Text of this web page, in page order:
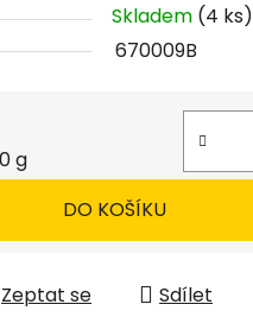
Skladem (4 ks)
670009B
g
DO KOŠÍKU
Zeptat se Sdílet